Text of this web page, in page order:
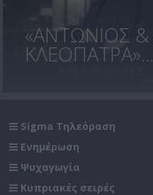
«ΑΝΤΩΝΙΟΣ &
ΚΛΕΟΠΑΤΡΑ»...
Sigma Τηλεόραση
Ενημέρωση
Ψυχαγωγία
Κυπριακές σειρές